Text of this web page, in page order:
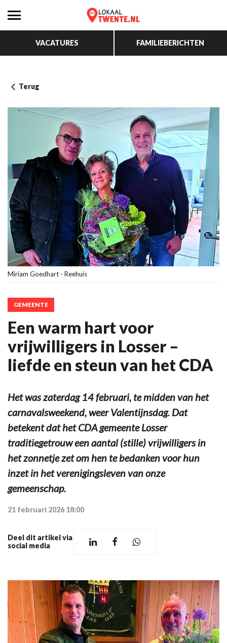
VACATURES FAMILIEBERICHTEN
Terug
Miriam Goedhart - Reehuis
GEMEENTE
Een warm hart voor
vrijwilligers in Losser –
liefde en steun van het CDA
Het was zaterdag 14 februari, te midden van het
carnavalsweekend, weer Valentijnsdag. Dat
betekent dat het CDA gemeente Losser
traditiegetrouw een aantal (stille) vrijwilligers in
het zonnetje zet om hen te bedanken voor hun
inzet in het verenigingsleven van onze
gemeenschap.
21 februari 2026 18:00
Deel dit artikel via
social media